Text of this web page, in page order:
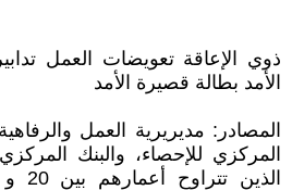
ذوي الإعاقة تعويضات العمل
الأمد بطالة قصيرة الأمد
المصادر: مديريرية العمل
المركزي للإحصاء، والبنك